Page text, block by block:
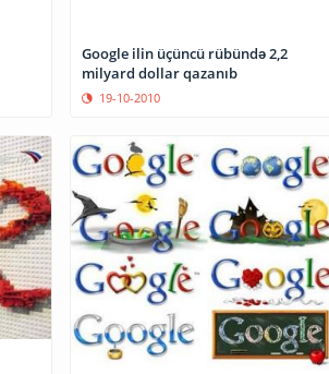
Google ilin üçüncü rübündə 2,2
milyard dollar qazanıb
19-10-2010